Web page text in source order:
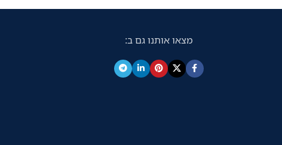
מצאו אותנו גם ב: